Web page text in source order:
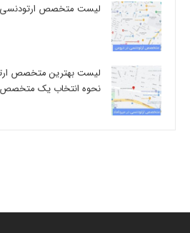
لیست متخصص ارتودنسی
لیست بهترین متخصص
نحوه انتخاب یک